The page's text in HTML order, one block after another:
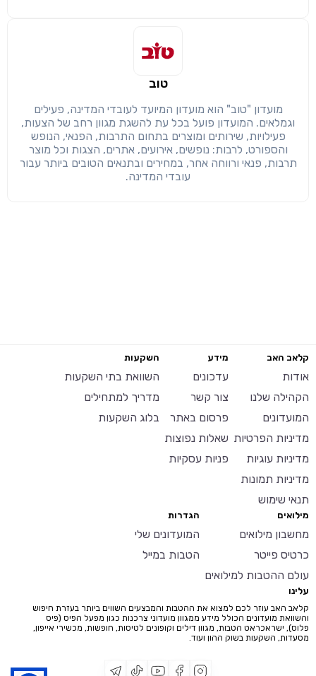
טוב
מועדון "טוב" הוא מועדון המיועד לעובדי המדינה, פעילים
וגמלאים. המועדון פועל בכל עת להשגת מגוון רחב של הצעות,
פעילויות, שירותים ומוצרים בתחום התרבות, הפנאי, הנופש
והספורט, לרבות: נופשים, אירועים, אתרים, הצגות וכל מוצר
תרבות, פנאי ורווחה אחר, במחירים ובתנאים הטובים ביותר עבור
עובדי המדינה.
קלאב האב
אודות
הקהילה שלנו
המועדונים
מדיניות הפרטיות
מדיניות עוגיות
מדיניות תמונות
תנאי שימוש
מידע
עדכונים
צור קשר
פרסום באתר
שאלות נפוצות
פניות עסקיות
השקעות
השוואת בתי השקעות
מדריך למתחילים
בלוג השקעות
מילואים
מחשבון מילואים
כרטיס פייטר
עולם ההטבות למילואים
הגדרות
המועדונים שלי
הטבות במייל
עלינו
קלאב האב עוזר לכם למצוא את ההטבות והמבצעים השווים ביותר בעזרת חיפוש
והשוואת מועדונים הכולל מידע ממגוון מועדוני צרכנות כגון מפעל הפיס (פיס
פלוס), ישראכראט הטבות, מגוון דילים וקופונים לטיסות, חופשות, מכשירי אייפון,
מסעדות, השקעות בשוק ההון ועוד.